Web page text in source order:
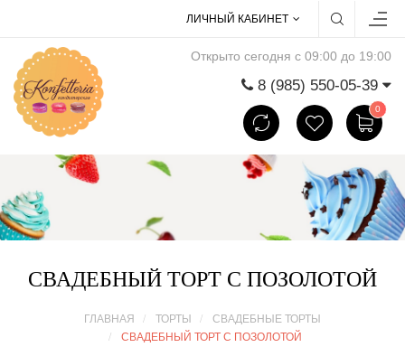
ЛИЧНЫЙ КАБИНЕТ
Открыто сегодня с 09:00 до 19:00
8 (985) 550-05-39
0
СВАДЕБНЫЙ ТОРТ С ПОЗОЛОТОЙ
ГЛАВНАЯ ТОРТЫ
СВАДЕБНЫЕ ТОРТЫ
СВАДЕБНЫЙ ТОРТ С ПОЗОЛОТОЙ